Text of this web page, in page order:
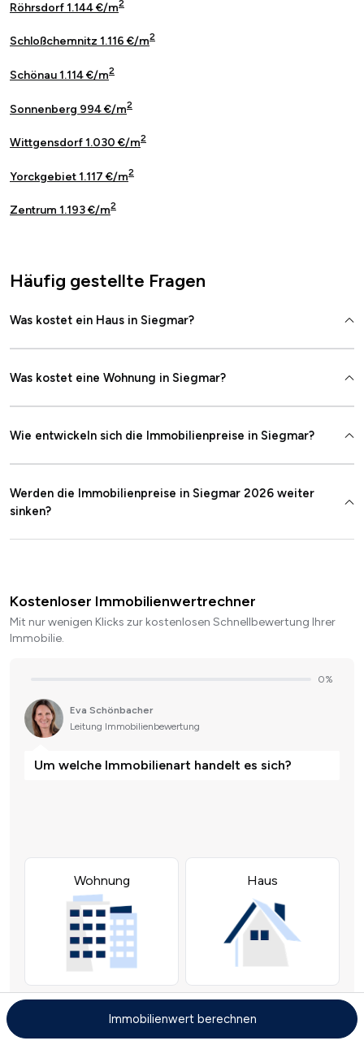
Röhrsdorf 1.144 €/m2
Schloßchemnitz 1.116 €/m2
Schönau 1.114 €/m2
Sonnenberg 994 €/m2
Wittgensdorf 1.030 €/m2
Yorckgebiet 1.117 €/m2
Zentrum 1.193 €/m2
Häufig gestellte Fragen
Was kostet ein Haus in Siegmar?
Was kostet eine Wohnung in Siegmar?
Wie entwickeln sich die Immobilienpreise in Siegmar?
Werden die Immobilienpreise in Siegmar 2026 weiter
sinken?
Kostenloser Immobilienwertrechner
Mit nur wenigen Klicks zur kostenlosen Schnellbewertung Ihrer
Immobilie.
Immobilienwert berechnen